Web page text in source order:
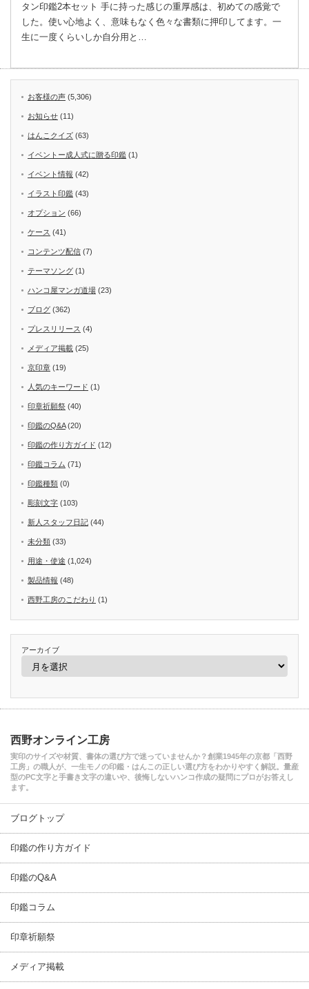
タン印鑑2本セット 手に持った感じの重厚感は、初めての感覚で
した。使い心地よく、意味もなく色々な書類に押印してます。一
生に一度くらいしか自分用と…
お客様の声 (5,306)
お知らせ (11)
はんこクイズ (63)
イベントー成人式に贈る印鑑 (1)
イベント情報 (42)
イラスト印鑑 (43)
オプション (66)
ケース (41)
コンテンツ配信 (7)
テーマソング (1)
ハンコ屋マンガ道場 (23)
ブログ (362)
プレスリリース (4)
メディア掲載 (25)
京印章 (19)
人気のキーワード (1)
印章祈願祭 (40)
印鑑のQ&A(20)
印鑑の作り方ガイド (12)
印鑑コラム (71)
印鑑種類 (0)
彫刻文字 (103)
新人スタッフ日記 (44)
未分類 (33)
用途・使途 (1,024)
製品情報 (48)
西野工房のこだわり (1)
アーカイブ
西野オンライン工房
実印のサイズや材質、書体の選び方で迷っていませんか？創業1945年の京都「西野
工房」の職人が、一生モノの印鑑・はんこの正しい選び方をわかりやすく解説。量産
型のPC文字と手書き文字の違いや、後悔しないハンコ作成の疑問にプロがお答えし
ます。
ブログトップ
印鑑の作り方ガイド
印鑑のQ&A
印鑑コラム
印章祈願祭
メディア掲載